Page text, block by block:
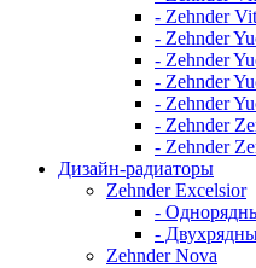
- Zehnder
- Zehnder
- Zehnder
- Zehnder
- Zehnder
- Zehnder
- Zehnder
Дизайн-радиаторы
Zehnder Excelsior
-
-
Zehnder Nova